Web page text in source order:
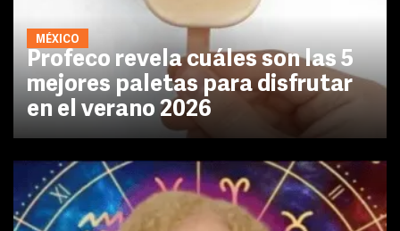
MÉXICO
Profeco revela cuáles son las 5
mejores paletas para disfrutar
en el verano 2026